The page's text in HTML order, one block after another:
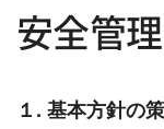
安全管
１. 基本方針の